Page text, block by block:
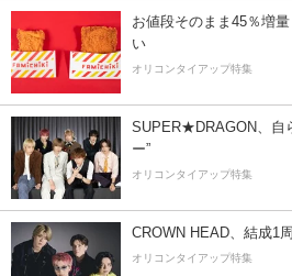
お値段そのまま45％増
い
オリコンタイアップ特集
SUPER★DRAGON、自
ー”
オリコンタイアップ特集
CROWN HEAD、結成1
オリコンタイアップ特集